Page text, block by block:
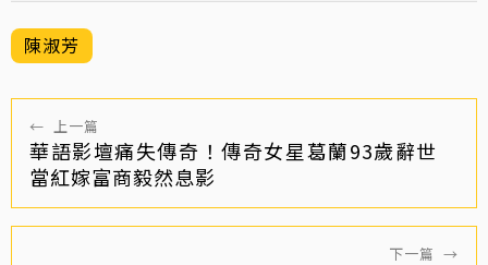
陳淑芳
← 上一篇
華語影壇痛失傳奇！傳奇女星葛蘭93歲辭世
當紅嫁富商毅然息影
下一篇 →